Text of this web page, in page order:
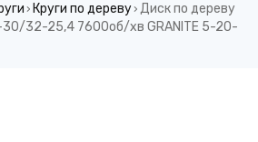
› Круги по дереву› Диск по дереву
32-25,4 7600об/хв GRANITE 5-20-